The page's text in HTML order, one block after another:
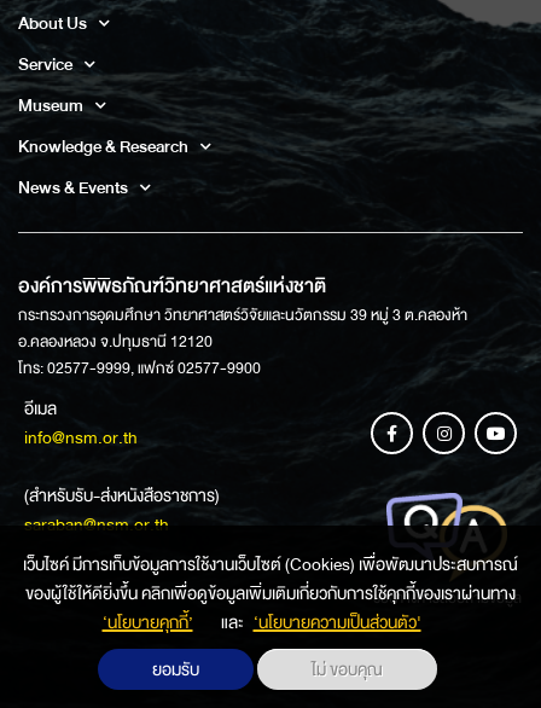
About Us
Service
Museum
Knowledge & Research
News & Events
องค์การพิพิธภัณฑ์วิทยาศาสตร์แห่งชาติ
กระทรวงการอุดมศึกษา วิทยาศาสตร์วิจัยและนวัตกรรม 39 หมู่ 3 ต.คลองห้า
อ.คลองหลวง จ.ปทุมธานี 12120
โทร: 02577-9999, แฟกซ์ 02577-9900
อีเมล
info@nsm.or.th
(สำหรับรับ-ส่งหนังสือราชการ)
saraban@nsm.or.th
ช่องทางการสอบถามข้อมูล
เว็บไซค์ มีการเก็บข้อมูลการใช้งานเว็บไซต์ (Cookies) เพื่อพัฒนาประสบการณ์
ของผู้ใช้ให้ดียิ่งขึ้น คลิกเพื่อดูข้อมูลเพิ่มเติมเกี่ยวกับการใช้คุกกี้ของเราผ่านทาง
‘นโยบายคุกกี้’
และ ‘นโยบายความเป็นส่วนตัว'
ยอมรับ
ไม่ ขอบคุณ